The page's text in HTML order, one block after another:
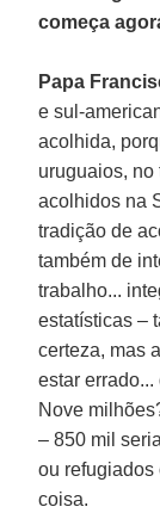
começa
Papa
e sul-
acolhida,
uruguaios, no
acolhidos na
tradição de
também de
trabalho...
estatísticas –
certeza, mas
estar
Nove
– 850 mil
ou refugiados
coisa.